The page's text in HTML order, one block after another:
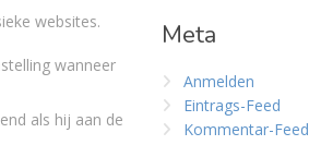
websites.
wanneer
als hij aan de
Meta
Anmelden
Eintrags-Feed
Kommentar-Feed